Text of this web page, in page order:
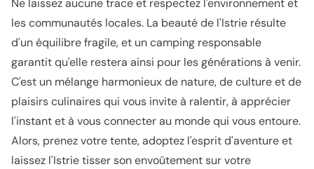
Ne laissez aucune trace et respectez l'environnement et
les communautés locales. La beauté de l'Istrie résulte
d'un équilibre fragile, et un camping responsable
garantit qu'elle restera ainsi pour les générations à venir.
C'est un mélange harmonieux de nature, de culture et de
plaisirs culinaires qui vous invite à ralentir, à apprécier
l'instant et à vous connecter au monde qui vous entoure.
Alors, prenez votre tente, adoptez l'esprit d'aventure et
laissez l'Istrie tisser son envoûtement sur votre